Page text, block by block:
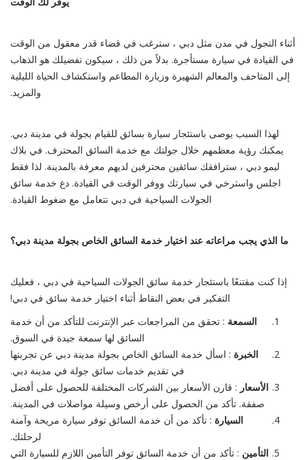
أثناء التجول في مدن مثل دبي ، سترغب في قضاء قدر معقول من الوقت
في القيادة في سيارة مستأجرة. بدلاً من ذلك ، سيكون تفضيلك هو الذهاب
إلى المتاحف والمعالم الشهيرة وزيارة المطاعم واستكشاف الحياة الليلية
والمزيد.
لهذا السبب يوصى باستئجار سيارة بسائق للقيام بجولة في مدينة دبي.
يمكنك رؤية معظمهم خلال جولتك مع خدمة السائق المحترف. في بلاك
ليمو دبي ، سترافقك سائقين محترفين لديهم معرفة بالمدينة. لذا فقط
اجلس واسترخي في سيارتك ووفر الوقت في القيادة. دع خدمة سائق
الجولات السياحية في دبي تتعامل مع ضغوط القيادة.
ما الذي يجب مراعاته عند اختيار خدمة السائق الخاص بجولة مدينة دبي؟
إذا كنت مقتنعًا باستئجار خدمة سائق الجولات السياحية في دبي ، فعليك
التفكير في بعض النقاط أثناء اختيار خدمة سائق في دبي!
السمعة : تحقق من المراجعات عبر الإنترنت للتأكد من أن خدمة
السائق لها سمعة جيدة في السوق.
الخبرة : اسأل خدمة السائق الخاص بجولة مدينة دبي عن تجربتها
في تقديم خدمات سائق جولة في مدينة دبي.
الأسعار : قارن الأسعار بين الشركات المختلفة للحصول على أفضل
صفقة. تأكد من الحصول على أرخص وسيلة مواصلات في المدينة.
السيارة : تأكد من أن خدمة السائق توفر سيارة مريحة وآمنة
لرحلتك.
التأمين : تأكد من أن خدمة السائق توفر التأمين اللازم للسيارة التي